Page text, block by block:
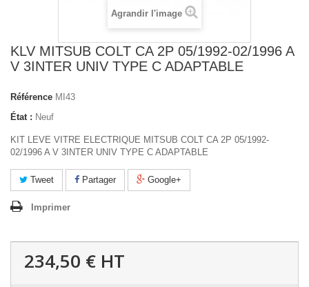
Agrandir l'image
KLV MITSUB COLT CA 2P 05/1992-02/1996 A
V 3INTER UNIV TYPE C ADAPTABLE
Référence MI43
État : Neuf
KIT LEVE VITRE ELECTRIQUE MITSUB COLT CA 2P 05/1992-
02/1996 A V 3INTER UNIV TYPE C ADAPTABLE
Tweet Partager Google+
Imprimer
234,50 € HT